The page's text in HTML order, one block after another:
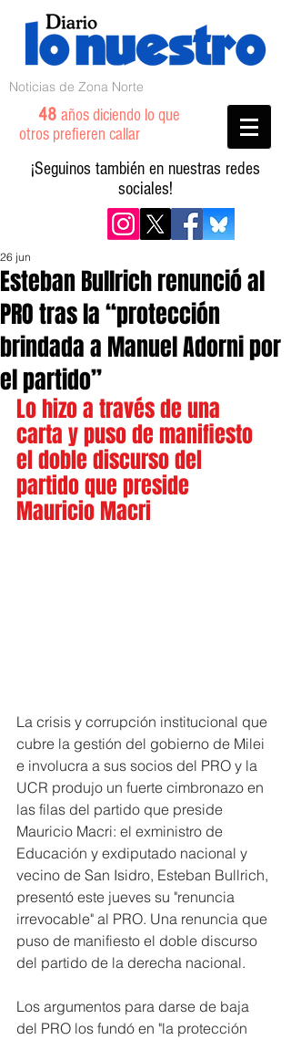
Noticias de Zona Norte
48 años diciendo lo que
otros prefieren callar
¡Seguinos también en nuestras redes
sociales!
Esteban Bullrich renunció al
PRO tras la “protección
brindada a Manuel Adorni por
el partido”
26 jun
Lo hizo a través de una
carta y puso de manifiesto
el doble discurso del
partido que preside
Mauricio Macri
La crisis y corrupción institucional que
cubre la gestión del gobierno de Milei
e involucra a sus socios del PRO y la
UCR produjo un fuerte cimbronazo en
las filas del partido que preside
Mauricio Macri: el exministro de
Educación y exdiputado nacional y
vecino de San Isidro, Esteban Bullrich,
presentó este jueves su "renuncia
irrevocable" al PRO. Una renuncia que
puso de manifiesto el doble discurso
del partido de la derecha nacional.
Los argumentos para darse de baja
del PRO los fundó en "la protección